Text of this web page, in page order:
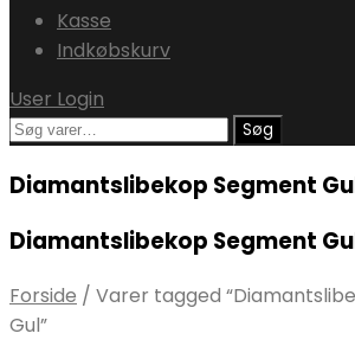
Kasse
Indkøbskurv
User Login
Søg
Søg
Diamantslibekop Segment
Diamantslibekop Segment
Forside / Varer tagged
Gul”